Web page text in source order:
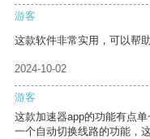
游客
这款软件非常实用，可以帮
2024-10-02
游客
这款加速器app的功能有点
一个自动切换线路的功能，